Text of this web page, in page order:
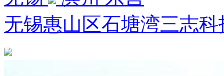
无锡惠山区石塘湾三志